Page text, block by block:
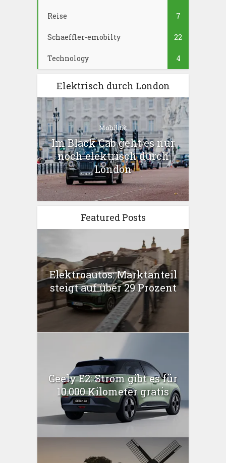
Reise 7
Schaeffler-emobilty 22
Technology 4
Elektrisch durch London
Mobilität
Im Black Cab geht es nur
noch elektrisch durch
London
Featured Posts
Elektroautos: Marktanteil
steigt auf über 29 Prozent
Geely E2: Strom gibt es für
10.000 Kilometer gratis